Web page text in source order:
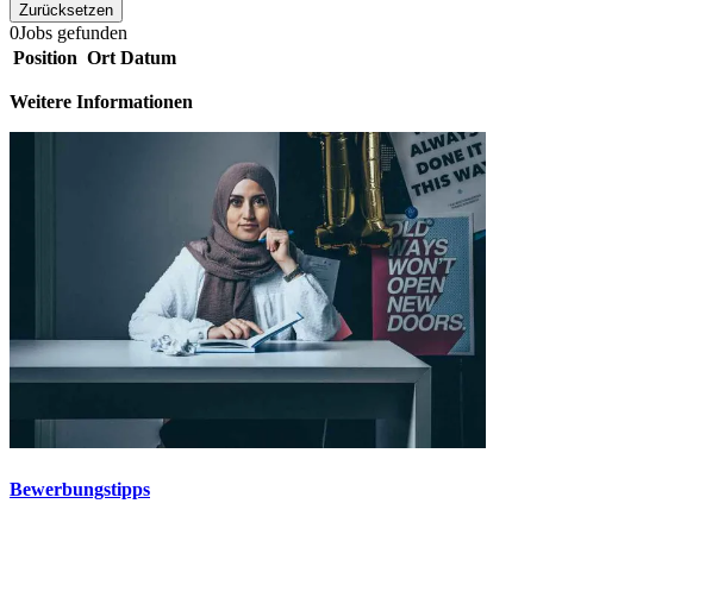
Zurücksetzen
0Jobs gefunden
Position Ort Datum
Weitere Informationen
Bewerbungstipps